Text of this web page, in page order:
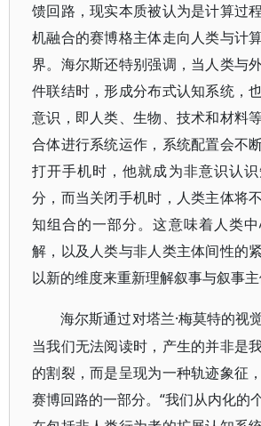
馈回路，现实本质被认为是计算过
机融合的赛博格主体走向人类与计
界。海尔斯还特别强调，当人类与
件联结时，形成分布式认知系统，
意识，即人类、生物、技术和材料
合体进行系统运作，系统配置会不
打开手机时，他就成为非意识认
分，而当关闭手机时，人类主体将
知组合的一部分。这意味着人类
解，以及人类与非人类主体间性的
以新的维度来重新理解叙事与叙事主
海尔斯通过对塔兰·梅莫特的视
当我们无法阅读时，产生的并非是
的割裂，而是呈现为一种轨迹象征
赛博回路的一部分。“我们从内化的